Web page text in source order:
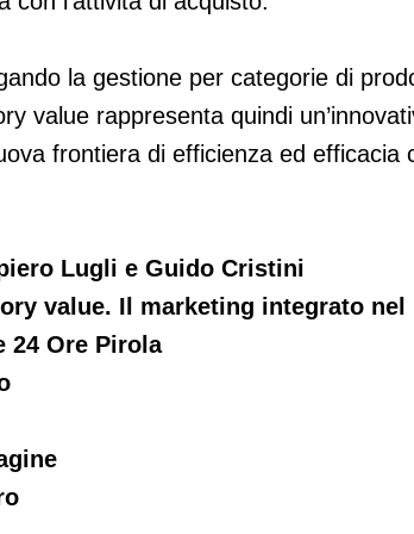
la gestione per categorie di
value rappresenta quindi
frontiera di efficienza ed
Lugli e Guido Cristini
value. Il marketing integrato
24 Ore Pirola